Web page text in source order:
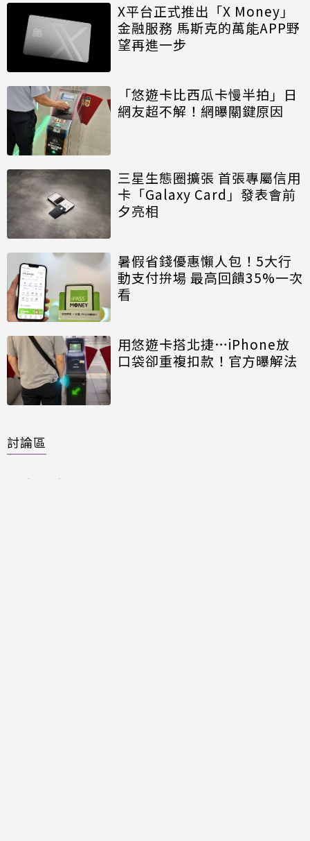
X平台正式推出「X Money」
金融服務 馬斯克的萬能APP野
望再進一步
「悠遊卡比西瓜卡慢半拍」日
網友超不解！網曝關鍵原因
三星生態圈擴張 首張專屬信用
卡「Galaxy Card」發表會前
夕亮相
暑假省錢優惠懶人包！5大行
動支付拚場 最高回饋35%一次
看
用悠遊卡搭北捷…iPhone放
口袋卻重複扣款！官方曝解法
討論區
共有 則留言